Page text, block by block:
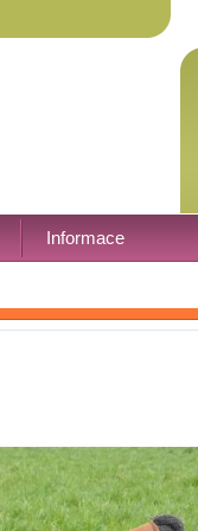
Informace